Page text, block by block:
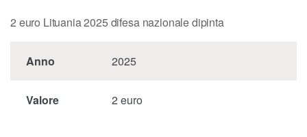
2 euro Lituania 2025 difesa nazionale dipinta
Anno 2025
Valore 2 euro